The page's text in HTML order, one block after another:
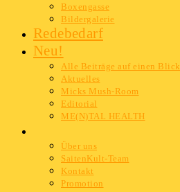
Boxengasse
Bildergalerie
Redebedarf
Neu!
Alle Beiträge auf einen Blick
Aktuelles
Micks Mush-Room
Editorial
ME(N)TAL HEALTH
Über uns
SaitenKult-Team
Kontakt
Promotion